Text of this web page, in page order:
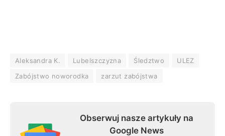
Aleksandra K. Lubelszczyzna Śledztwo
ULEZ
Zabójstwo noworodka
zarzut zabójstwa
Obserwuj nasze artykuły na
Google News